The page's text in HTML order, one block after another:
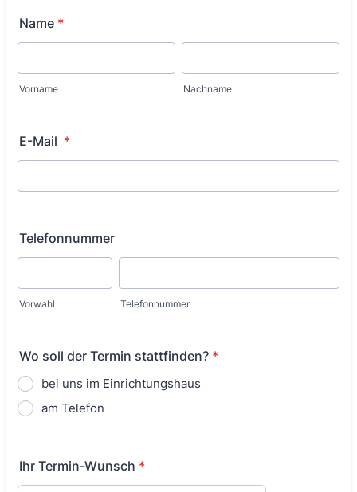
Name *
Vorname Nachname
E-Mail *
Telefonnummer
Vorwahl Telefonnummer
Wo soll der Termin stattfinden? *
bei uns im Einrichtungshaus
am Telefon
Ihr Termin-Wunsch *